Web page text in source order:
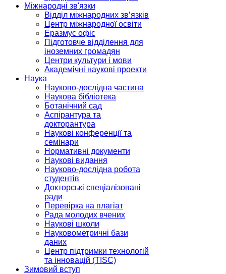
Міжнародні зв'язки
Відділ міжнародних зв’язків
Центр міжнародної освіти
Еразмус офіс
Підготовче відділення для
іноземних громадян
Центри культури і мови
Академічні наукові проекти
Наука
Науково-дослідна частина
Наукова бібліотека
Ботанічний сад
Аспірантура та
докторантура
Наукові конференції та
семінари
Нормативні документи
Наукові видання
Науково-дослідна робота
студентів
Докторські спеціалізовані
ради
Перевірка на плагіат
Рада молодих вчених
Наукові школи
Науковометричні бази
даних
Центр підтримки технологій
та інновацій (TISC)
Зимовий вступ